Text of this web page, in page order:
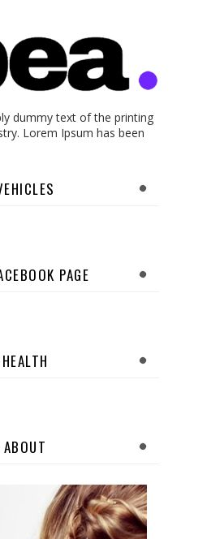
dummy text of the printing
Lorem Ipsum has been
PAGE
HEALTH
ABOUT